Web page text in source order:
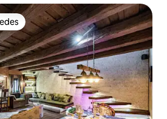
dos hóspedes